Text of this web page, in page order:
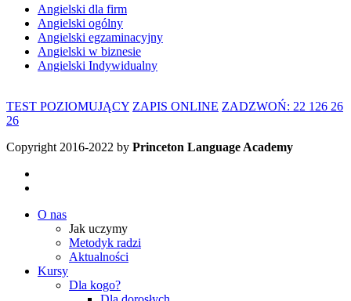
Angielski dla firm
Angielski ogólny
Angielski egzaminacyjny
Angielski w biznesie
Angielski Indywidualny
TEST POZIOMUJĄCY ZAPIS ONLINE ZADZWOŃ: 22 126 26
26
Copyright 2016-2022 by Princeton Language Academy
O nas
Jak uczymy
Metodyk radzi
Aktualności
Kursy
Dla kogo?